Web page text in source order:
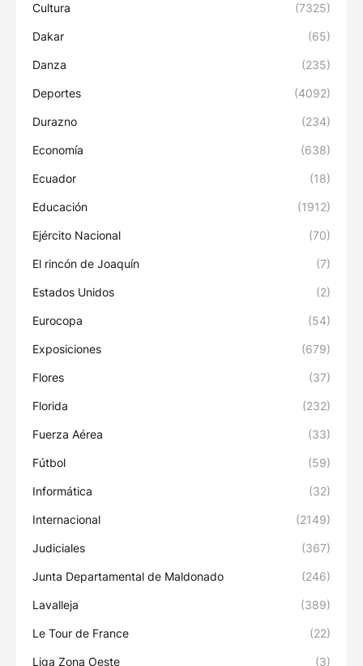
Cultura (7325)
Dakar (65)
Danza (235)
Deportes (4092)
Durazno (234)
Economía (638)
Ecuador (18)
Educación (1912)
Ejército Nacional (70)
El rincón de Joaquín (7)
Estados Unidos (2)
Eurocopa (54)
Exposiciones (679)
Flores (37)
Florida (232)
Fuerza Aérea (33)
Fútbol (59)
Informática (32)
Internacional (2149)
Judiciales (367)
Junta Departamental de Maldonado (246)
Lavalleja (389)
Le Tour de France (22)
Liga Zona Oeste (3)